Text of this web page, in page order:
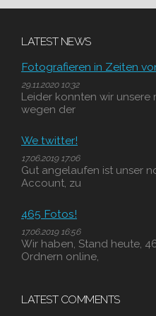
LATEST NEWS
Fotografieren in Zeiten
29.11.2020 10:32
Leider konnten wir unsere
wegen der
We twitter!
17.06.2019 17:06
Gut angelaufen ist unser
Account, zu
465 Fotos!
17.06.2019 16:56
Wir haben, Stand heute,
Ordnern online,
LATEST COMMENTS